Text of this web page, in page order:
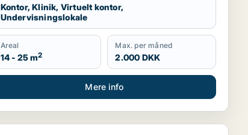
Kontor, Klinik, Virtuelt kontor,
Undervisningslokale
Areal
14 - 25 m2
Max. per måned
2.000 DKK
Mere info